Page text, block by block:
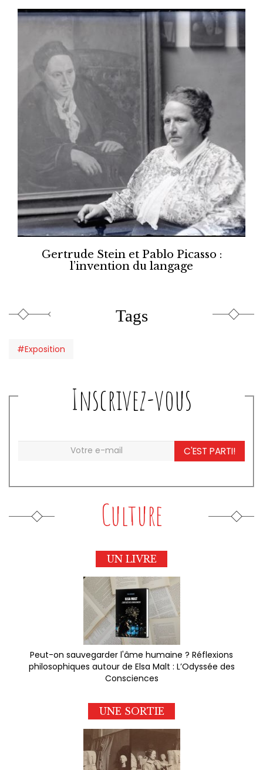
Gertrude Stein et Pablo Picasso :
l’invention du langage
Tags
#Exposition
Inscrivez-vous
C'EST PARTI!
Culture
UN LIVRE
Peut-on sauvegarder l'âme humaine ? Réflexions
philosophiques autour de Elsa Malt : L’Odyssée des
Consciences
UNE SORTIE